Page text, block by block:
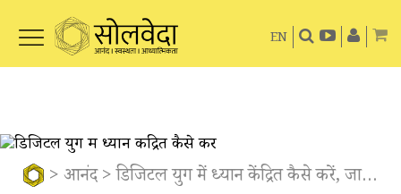
EN
>आनंद> डिजिटल युग में ध्यान केंद्रित कैसे करें, जानें 7 उपाय?